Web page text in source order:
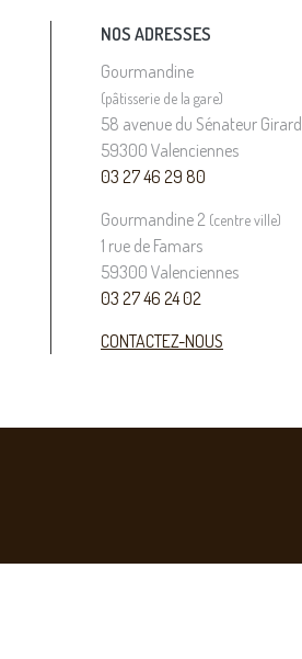
NOS ADRESSES
Gourmandine
(pâtisserie de la gare)
58 avenue du Sénateur Girard
59300 Valenciennes
03 27 46 29 80
Gourmandine 2 (centre ville)
1 rue de Famars
59300 Valenciennes
03 27 46 24 02
CONTACTEZ-NOUS